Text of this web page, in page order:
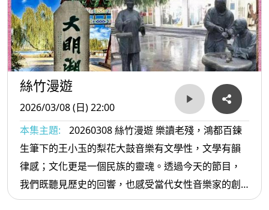
絲竹漫遊
2026/03/08 (日) 22:00
本集主題:
20260308 絲竹漫遊 樂讀老殘，鴻都百鍊
生筆下的王小玉的梨花大鼓音樂有文學性，文學有韻
律感；文化更是一個民族的靈魂。透過今天的節目，
我們既聽見歷史的回響，也感受當代女性音樂家的創
意與力量。三月是女性之月，既有國際婦女節，又稱